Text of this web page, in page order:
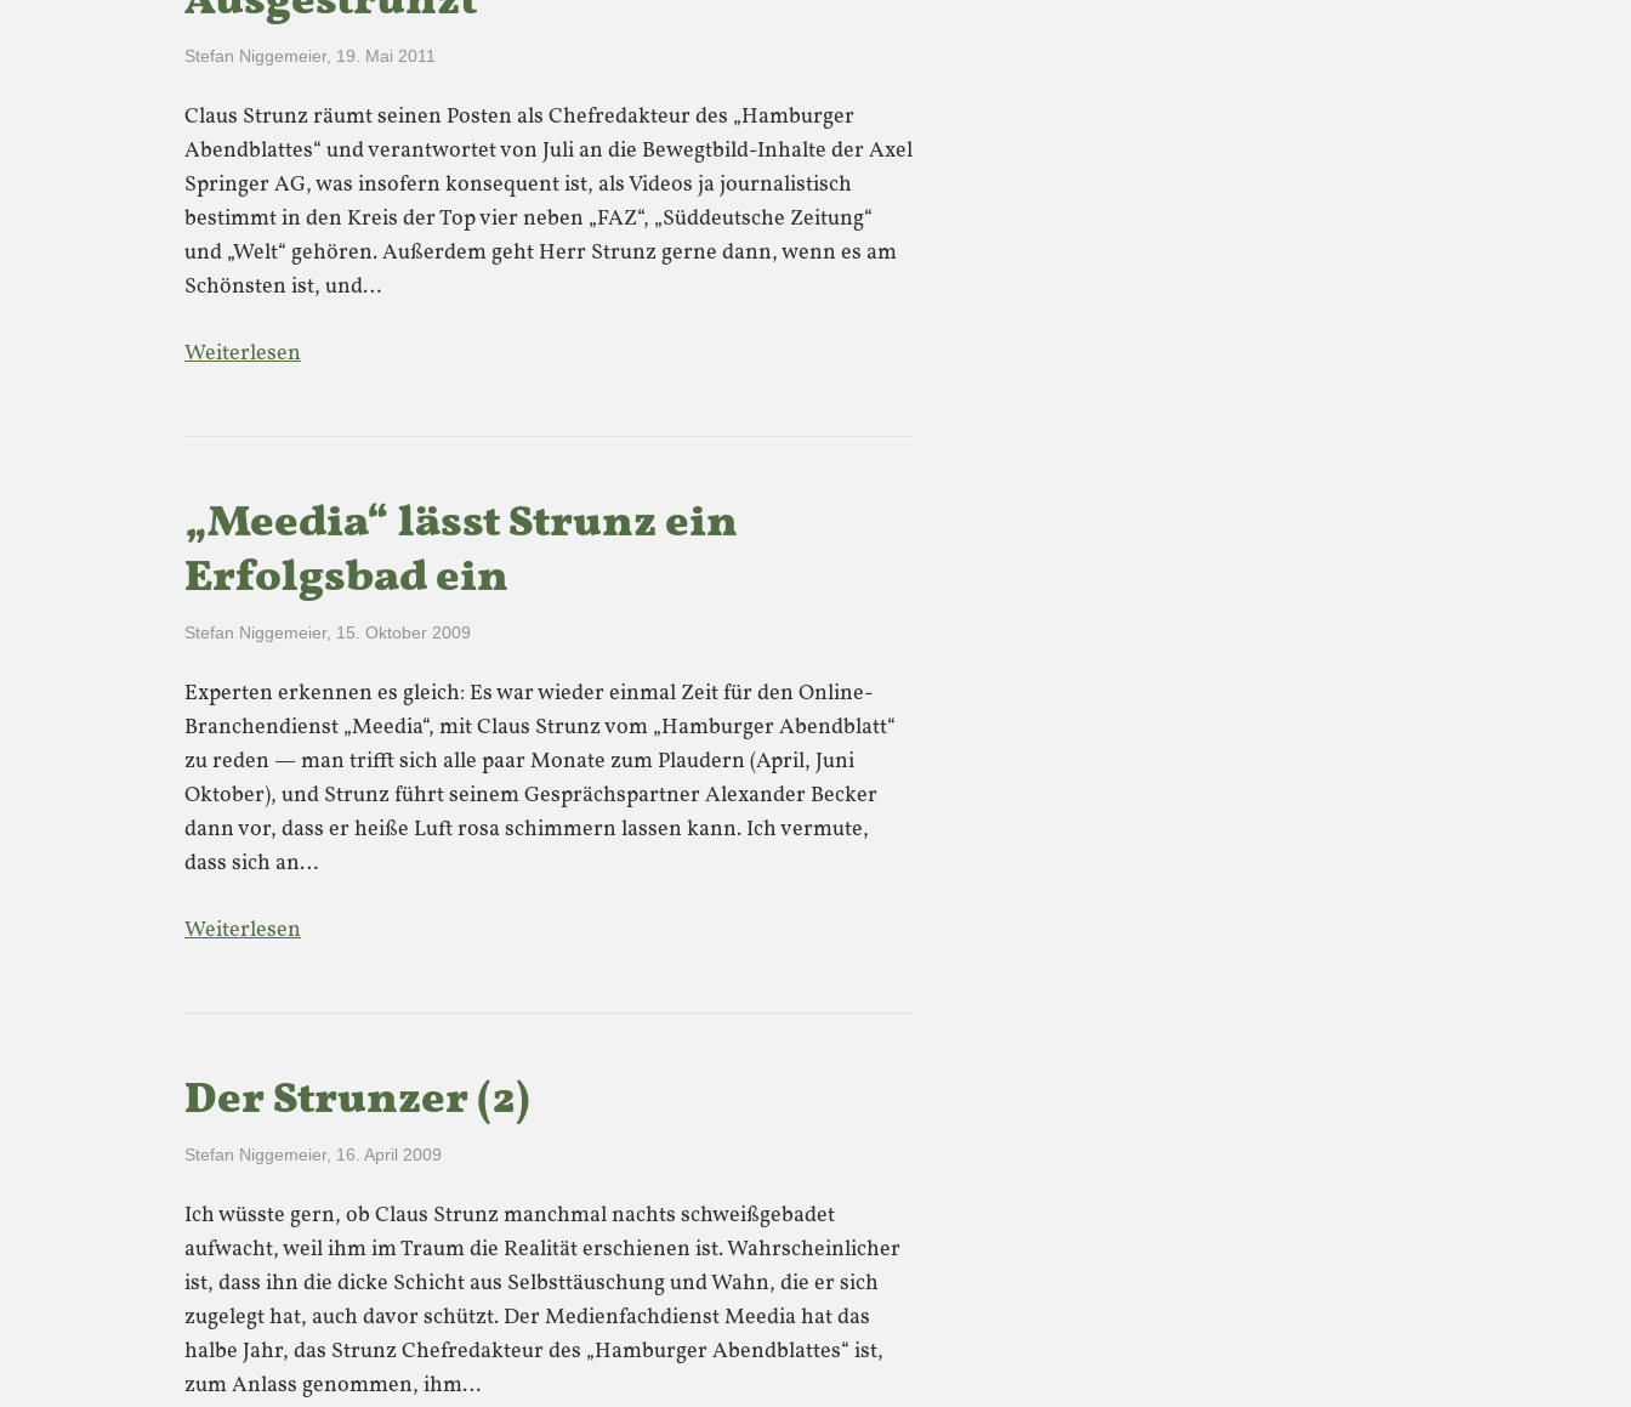
Stefan Niggemeier, 19. Mai 2011
Claus Strunz räumt seinen Posten als Chefredakteur des „Hamburger
Abendblattes“ und verantwortet von Juli an die Bewegtbild-Inhalte der Axel
Springer AG, was insofern konsequent ist, als Videos ja journalistisch
bestimmt in den Kreis der Top vier neben „FAZ“, „Süddeutsche Zeitung“
und „Welt“ gehören. Außerdem geht Herr Strunz gerne dann, wenn es am
Schönsten ist, und…
Weiterlesen
„Meedia“ lässt Strunz ein
Erfolgsbad ein
Stefan Niggemeier, 15. Oktober 2009
Experten erkennen es gleich: Es war wieder einmal Zeit für den Online-
Branchendienst „Meedia“, mit Claus Strunz vom „Hamburger Abendblatt“
zu reden — man trifft sich alle paar Monate zum Plaudern (April, Juni
Oktober), und Strunz führt seinem Gesprächspartner Alexander Becker
dann vor, dass er heiße Luft rosa schimmern lassen kann. Ich vermute,
dass sich an…
Weiterlesen
Der Strunzer (2)
Stefan Niggemeier, 16. April 2009
Ich wüsste gern, ob Claus Strunz manchmal nachts schweißgebadet
aufwacht, weil ihm im Traum die Realität erschienen ist. Wahrscheinlicher
ist, dass ihn die dicke Schicht aus Selbsttäuschung und Wahn, die er sich
zugelegt hat, auch davor schützt. Der Medienfachdienst Meedia hat das
halbe Jahr, das Strunz Chefredakteur des „Hamburger Abendblattes“ ist,
zum Anlass genommen, ihm…